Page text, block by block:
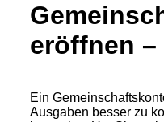
eröffnen –
Ein
Ausgaben besser zu